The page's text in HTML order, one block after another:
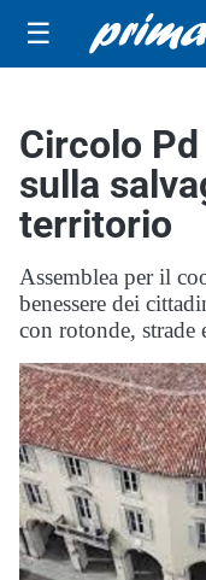
☰
Circolo
sulla
territorio
Assemblea per il
benessere dei
con rotonde, strade